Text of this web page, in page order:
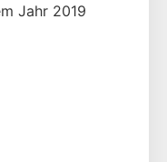
Jahr 2019